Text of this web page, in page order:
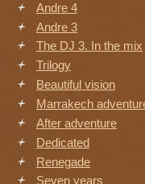
Andre 4
Andre 3
The DJ 3. In the mix
Trilogy
Beautiful vision
Marrakech
After adventure
Dedicated
Renegade
Seven years